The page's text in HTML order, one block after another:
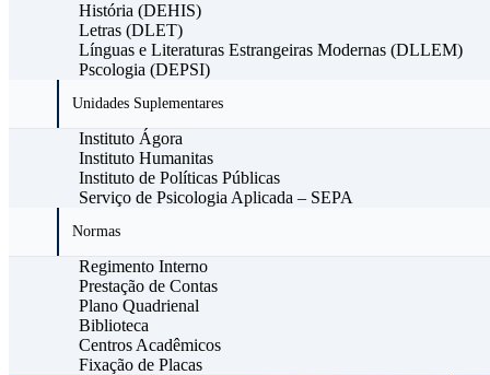
História (DEHIS)
Letras (DLET)
Línguas e Literaturas Estrangeiras Modernas (DLLEM)
Pscologia (DEPSI)
Unidades Suplementares
Instituto Ágora
Instituto Humanitas
Instituto de Políticas Públicas
Serviço de Psicologia Aplicada – SEPA
Normas
Regimento Interno
Prestação de Contas
Plano Quadrienal
Biblioteca
Centros Acadêmicos
Fixação de Placas